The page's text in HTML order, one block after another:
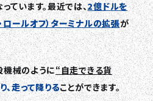
ています。最近では、2億ドルを
ールオフ）ターミナルの拡張が
械のように“自走できる貨
、走って降りることができます。